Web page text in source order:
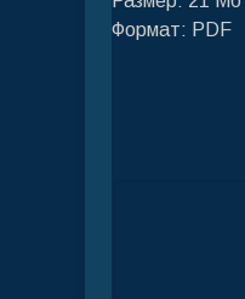
Формат: PDF